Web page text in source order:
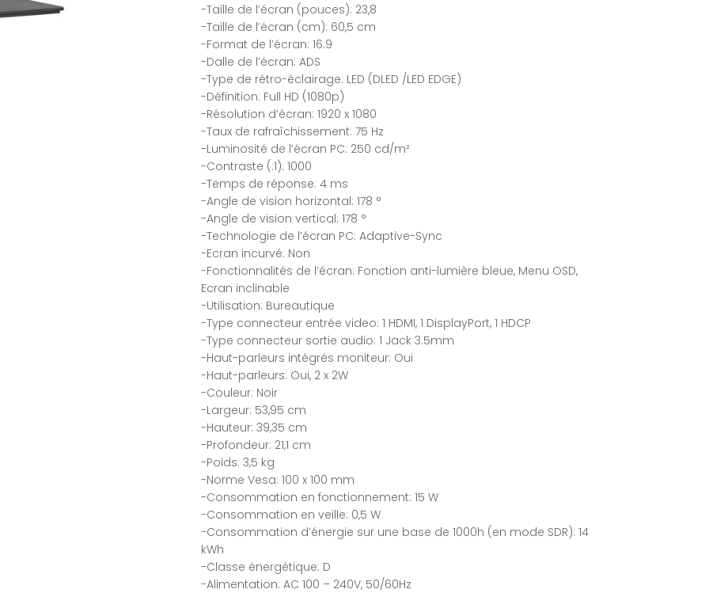
-Taille de l’écran (pouces): 23,8
-Taille de l’écran (cm): 60,5 cm
-Format de l’écran: 16:9
-Dalle de l’écran: ADS
-Type de rétro-éclairage: LED (DLED /LED EDGE)
-Définition: Full HD (1080p)
-Résolution d’écran: 1920 x 1080
-Taux de rafraîchissement: 75 Hz
-Luminosité de l’écran PC: 250 cd/m²
-Contraste (:1): 1000
-Temps de réponse: 4 ms
-Angle de vision horizontal: 178 °
-Angle de vision vertical: 178 °
-Technologie de l’écran PC: Adaptive-Sync
-Ecran incurvé: Non
-Fonctionnalités de l’écran: Fonction anti-lumière bleue, Menu OSD,
Ecran inclinable
-Utilisation: Bureautique
-Type connecteur entrée video: 1 HDMI, 1 DisplayPort, 1 HDCP
-Type connecteur sortie audio: 1 Jack 3.5mm
-Haut-parleurs intégrés moniteur: Oui
-Haut-parleurs: Oui, 2 x 2W
-Couleur: Noir
-Largeur: 53,95 cm
-Hauteur: 39,35 cm
-Profondeur: 21,1 cm
-Poids: 3,5 kg
-Norme Vesa: 100 x 100 mm
-Consommation en fonctionnement: 15 W
-Consommation en veille: 0,5 W
-Consommation d’énergie sur une base de 1000h (en mode SDR): 14
kWh
-Classe énergétique: D
-Alimentation: AC 100 – 240V, 50/60Hz